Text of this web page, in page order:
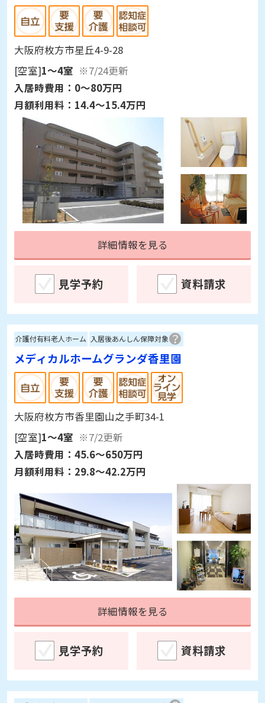
大阪府枚方市星丘4-9-28
[空室]1～4室 ※7/24更新
入居時費用： 0～80万円
月額利用料： 14.4～15.4万円
詳細情報を見る
見学予約 資料請求
介護付有料老人ホーム 入居後あんしん保障対象
メディカルホームグランダ香里園
大阪府枚方市香里園山之手町34-1
[空室]1～4室 ※7/2更新
入居時費用： 45.6～650万円
月額利用料： 29.8～42.2万円
詳細情報を見る
見学予約 資料請求